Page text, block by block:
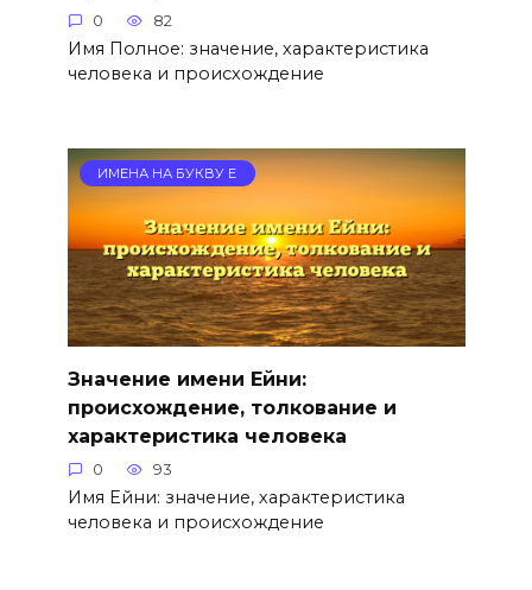
0 82
Имя Полное: значение, характеристика
человека и происхождение
ИМЕНА НА БУКВУ Е
Значение имени Ейни:
происхождение, толкование и
характеристика человека
0 93
Имя Ейни: значение, характеристика
человека и происхождение